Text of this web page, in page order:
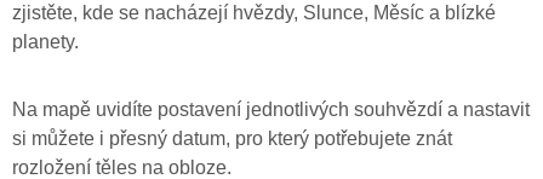
zjistěte, kde se nacházejí hvězdy, Slunce, Měsíc a blízké
planety.
Na mapě uvidíte postavení jednotlivých souhvězdí a nastavit
si můžete i přesný datum, pro který potřebujete znát
rozložení těles na obloze.